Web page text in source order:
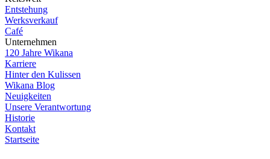
Entstehung
Werksverkauf
Café
Unternehmen
120 Jahre Wikana
Karriere
Hinter den Kulissen
Wikana Blog
Neuigkeiten
Unsere Verantwortung
Historie
Kontakt
Startseite